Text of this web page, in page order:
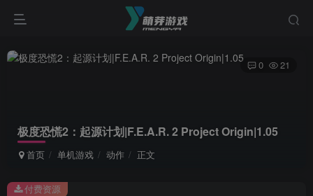
极度恐慌2：起源计划|F.E.A.R. 2 Project Origin|1.05
首页 单机游戏 动作 正文
0 21
付费资源